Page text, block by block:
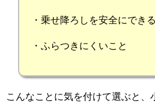
・乗せ降ろしを安全にでき
・ふらつきにくいこと
こんなことに気を付けて選ぶと、